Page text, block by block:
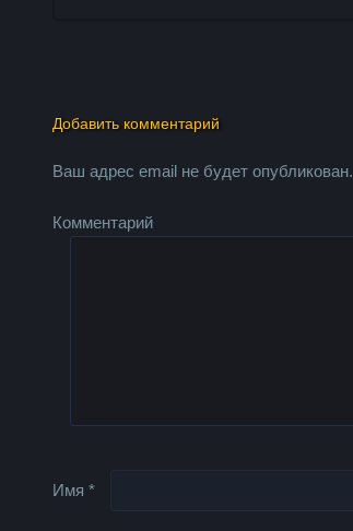
Добавить комментарий
Ваш адрес email не будет опубликован.
Комментарий
Имя*